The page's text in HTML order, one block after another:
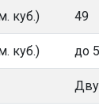
куб.) 49
куб.) до